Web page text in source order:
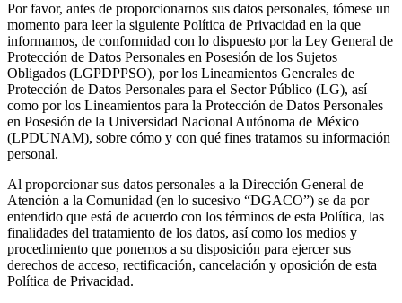
Por favor, antes de proporcionarnos sus datos personales, tómese un
momento para leer la siguiente Política de Privacidad en la que
informamos, de conformidad con lo dispuesto por la Ley General de
Protección de Datos Personales en Posesión de los Sujetos
Obligados (LGPDPPSO), por los Lineamientos Generales de
Protección de Datos Personales para el Sector Público (LG), así
como por los Lineamientos para la Protección de Datos Personales
en Posesión de la Universidad Nacional Autónoma de México
(LPDUNAM), sobre cómo y con qué fines tratamos su información
personal.
Al proporcionar sus datos personales a la Dirección General de
Atención a la Comunidad (en lo sucesivo “DGACO”) se da por
entendido que está de acuerdo con los términos de esta Política, las
finalidades del tratamiento de los datos, así como los medios y
procedimiento que ponemos a su disposición para ejercer sus
derechos de acceso, rectificación, cancelación y oposición de esta
Política de Privacidad.